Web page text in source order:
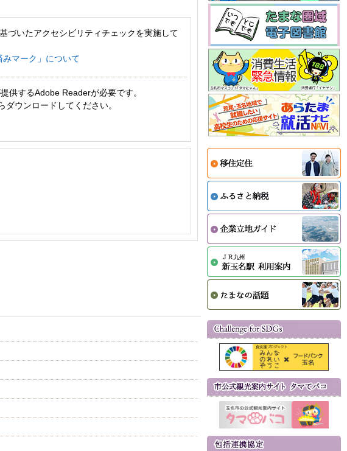
づいたアクセシビリティチェックを実施して
みマーク」について
供するAdobe Readerが必要です。
ウンロードしてください。